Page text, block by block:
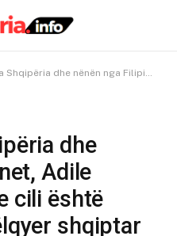
nga Filipinet, Adile Hoxha tregon se cili është ushqimi më i pëlqyer shqiptar
dhe
Adile
cili është
shqiptar